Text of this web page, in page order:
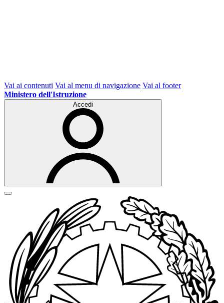
Vai ai contenuti Vai al menu di navigazione Vai al footer
Ministero dell'Istruzione
Accedi